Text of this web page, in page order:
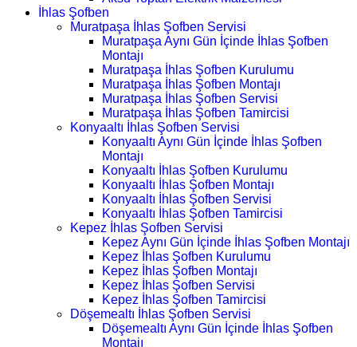
İhlas Şofben
Muratpaşa İhlas Şofben Servisi
Muratpaşa Aynı Gün İçinde İhlas Şofben
Montajı
Muratpaşa İhlas Şofben Kurulumu
Muratpaşa İhlas Şofben Montajı
Muratpaşa İhlas Şofben Servisi
Muratpaşa İhlas Şofben Tamircisi
Konyaaltı İhlas Şofben Servisi
Konyaaltı Aynı Gün İçinde İhlas Şofben
Montajı
Konyaaltı İhlas Şofben Kurulumu
Konyaaltı İhlas Şofben Montajı
Konyaaltı İhlas Şofben Servisi
Konyaaltı İhlas Şofben Tamircisi
Kepez İhlas Şofben Servisi
Kepez Aynı Gün İçinde İhlas Şofben Montajı
Kepez İhlas Şofben Kurulumu
Kepez İhlas Şofben Montajı
Kepez İhlas Şofben Servisi
Kepez İhlas Şofben Tamircisi
Döşemealtı İhlas Şofben Servisi
Döşemealtı Aynı Gün İçinde İhlas Şofben
Montajı